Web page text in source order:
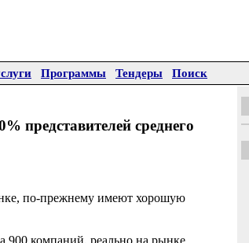
Программы Тендеры Поиск
представителей среднего
по-прежнему имеют хорошую
900 компаний, реально на рынке